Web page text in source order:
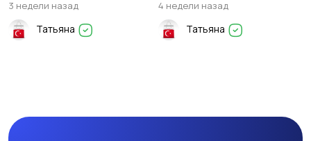
3 недели назад
Татьяна
4 недели назад
Татьяна